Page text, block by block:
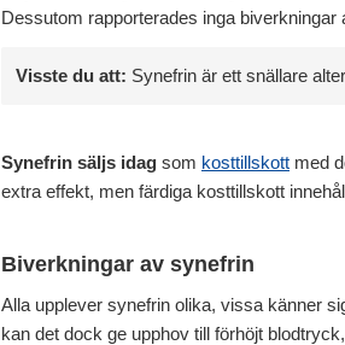
Dessutom rapporterades inga
Visste du att: Synefrin är ett snällare
Synefrin säljs idag som kosttillskott med
extra effekt, men färdiga kosttillskott
Biverkningar av synefrin
Alla upplever synefrin olika, vissa känner
kan det dock ge upphov till förhöjt